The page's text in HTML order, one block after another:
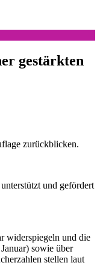
gestärkten
zurückblicken.
und gefördert
widerspiegeln und die
sowie über
stellen laut